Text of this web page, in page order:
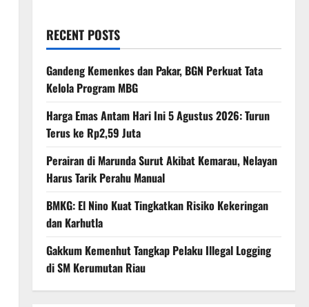
RECENT POSTS
Gandeng Kemenkes dan Pakar, BGN Perkuat Tata
Kelola Program MBG
Harga Emas Antam Hari Ini 5 Agustus 2026: Turun
Terus ke Rp2,59 Juta
Perairan di Marunda Surut Akibat Kemarau, Nelayan
Harus Tarik Perahu Manual
BMKG: El Nino Kuat Tingkatkan Risiko Kekeringan
dan Karhutla
Gakkum Kemenhut Tangkap Pelaku Illegal Logging
di SM Kerumutan Riau